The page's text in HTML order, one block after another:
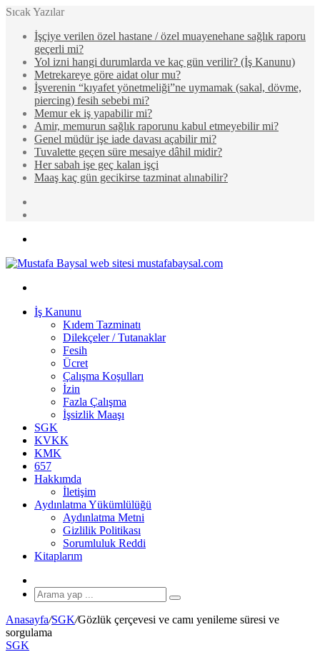
Sıcak Yazılar
İşçiye verilen özel hastane / özel muayenehane sağlık raporu
geçerli mi?
Yol izni hangi durumlarda ve kaç gün verilir? (İş Kanunu)
Metrekareye göre aidat olur mu?
İşverenin “kıyafet yönetmeliği”ne uymamak (sakal, dövme,
piercing) fesih sebebi mi?
Memur ek iş yapabilir mi?
Amir, memurun sağlık raporunu kabul etmeyebilir mi?
Genel müdür işe iade davası açabilir mi?
Tuvalette geçen süre mesaiye dâhil midir?
Her sabah işe geç kalan işçi
Maaş kaç gün gecikirse tazminat alınabilir?
...
İş Kanunu
Kıdem Tazminatı
Dilekçeler / Tutanaklar
Fesih
Ücret
Çalışma Koşulları
İzin
Fazla Çalışma
İşsizlik Maaşı
SGK
KVKK
KMK
657
Hakkımda
İletişim
Aydınlatma Yükümlülüğü
Aydınlatma Metni
Gizlilik Politikası
Sorumluluk Reddi
Kitaplarım
Makale
Arama
...
Anasayfa/SGK/Gözlük çerçevesi ve camı yenileme süresi ve
sorgulama
SGK